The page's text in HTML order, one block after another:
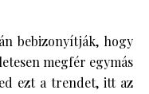
bebizonyítják, hogy
megfér egymás
ezt a trendet, itt az